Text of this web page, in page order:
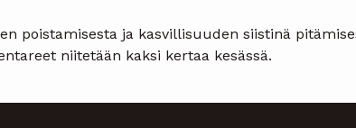
poistamisesta ja kasvillisuuden siistinä
niitetään kaksi kertaa kesässä.